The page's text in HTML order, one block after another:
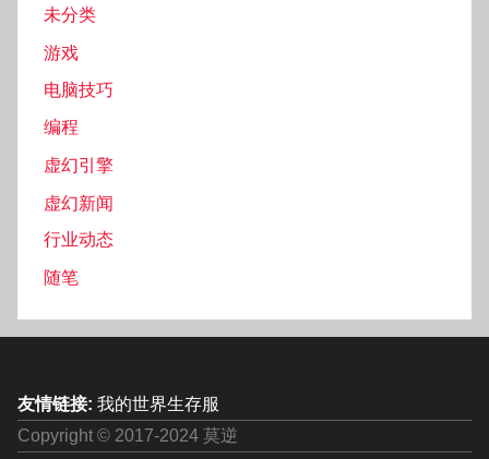
未分类
游戏
电脑技巧
编程
虚幻引擎
虚幻新闻
行业动态
随笔
友情链接: 我的世界生存服
Copyright © 2017-2024 莫逆